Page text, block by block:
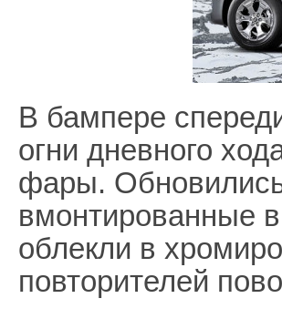
В бампере
огни дневного
фары.
вмонтированные
облекли в
повторителей